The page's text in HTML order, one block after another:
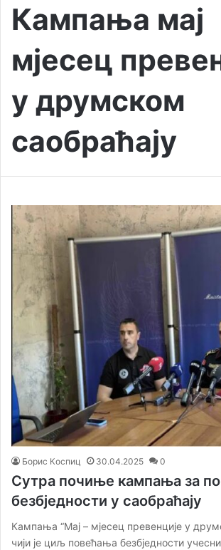
Кампања мај
мјесец
у друмском
саобраћају
Борис Коспиц 30.04.2025 0
Сутра почиње кампања за
безбједности у саобраћају
Кампања “Мај – мјесец превенције у
чији је циљ повећања безбједности